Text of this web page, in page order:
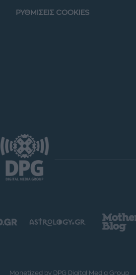
ΡΥΘΜΙΣΕΙΣ COOKIES
Monetized by DPG Digital Media Group